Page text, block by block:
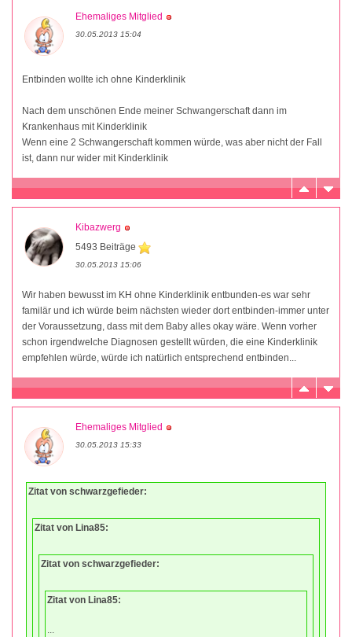
Ehemaliges Mitglied
30.05.2013 15:04
Entbinden wollte ich ohne Kinderklinik
Nach dem unschönen Ende meiner Schwangerschaft dann im
Krankenhaus mit Kinderklinik
Wenn eine 2 Schwangerschaft kommen würde, was aber nicht der Fall
ist, dann nur wider mit Kinderklinik
Kibazwerg
5493 Beiträge
30.05.2013 15:06
Wir haben bewusst im KH ohne Kinderklinik entbunden-es war sehr
familär und ich würde beim nächsten wieder dort entbinden-immer unter
der Voraussetzung, dass mit dem Baby alles okay wäre. Wenn vorher
schon irgendwelche Diagnosen gestellt würden, die eine Kinderklinik
empfehlen würde, würde ich natürlich entsprechend entbinden...
Ehemaliges Mitglied
30.05.2013 15:33
Zitat von schwarzgefieder:
Zitat von Lina85:
Zitat von schwarzgefieder:
Zitat von Lina85:
...